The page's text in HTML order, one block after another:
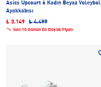
Asics Upcourt 6 Kadın Beyaz Voleybol
Ayakkabısı
₺ 3.149
₺ 4.499
Son 10 Günün En Düşük Fiyatı